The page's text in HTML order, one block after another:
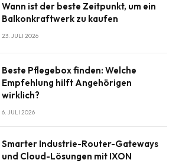
Wann ist der beste Zeitpunkt, um ein
Balkonkraftwerk zu kaufen
23. JULI 2026
Beste Pflegebox finden: Welche
Empfehlung hilft Angehörigen
wirklich?
6. JULI 2026
Smarter Industrie-Router-Gateways
und Cloud-Lösungen mit IXON